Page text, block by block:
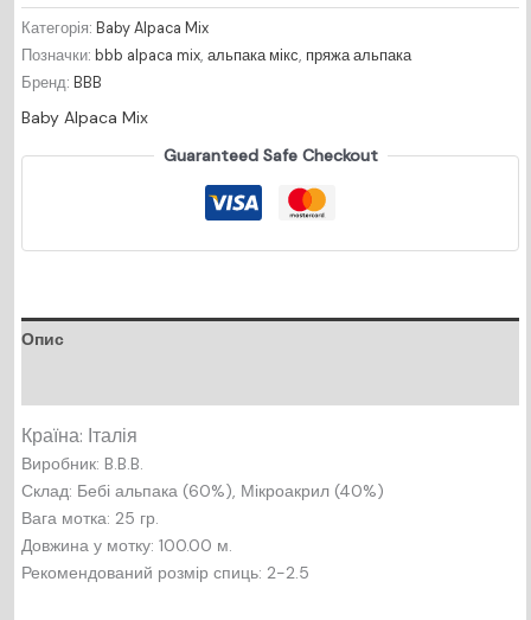
Mix
рожевий
кількість
Категорія: Baby Alpaca Mix
Позначки: bbb alpaca mix, альпака мікс, пряжа альпака
Бренд: BBB
Baby Alpaca Mix
Guaranteed Safe Checkout
Опис
Країна: Італія
Виробник: B.B.B.
Склад: Бебі альпака (60%), Мікроакрил (40%)
Вага мотка: 25 гр.
Довжина у мотку: 100.00 м.
Рекомендований розмір спиць: 2-2.5